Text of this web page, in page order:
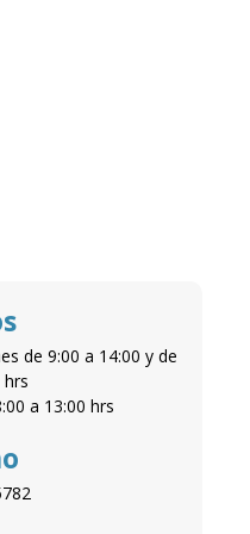
de 9:00 a 14:00 y de
hrs
a 13:00 hrs